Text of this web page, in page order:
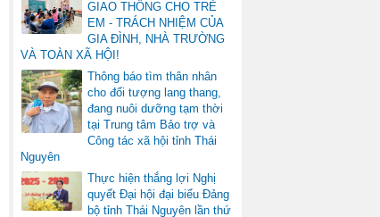
GIAO THÔNG CHO TRẺ
EM - TRÁCH NHIỆM CỦA
GIA ĐÌNH, NHÀ TRƯỜNG
VÀ TOÀN XÃ HỘI!
Thông báo tìm thân nhân
cho đối tượng lang thang,
đang nuôi dưỡng tạm thời
tại Trung tâm Bảo trợ và
Công tác xã hội tỉnh Thái
Nguyên
Thực hiện thắng lợi Nghị
quyết Đại hội đại biểu Đảng
bộ tỉnh Thái Nguyên lần thứ